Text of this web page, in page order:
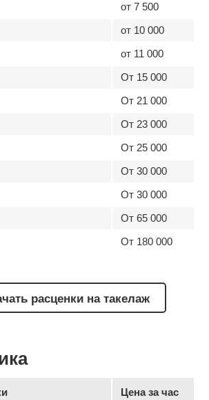
от 7 500
от 10 000
от 11 000
От 15 000
От 21 000
От 23 000
От 25 000
От 30 000
От 30 000
От 65 000
От 180 000
расценки на такелаж
Цена за час